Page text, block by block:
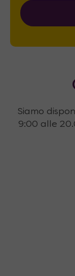
Siamo
9:00 alle